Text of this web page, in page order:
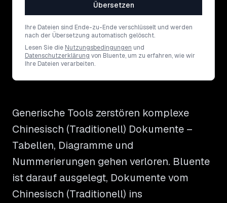
Übersetzen
Ihre Dateien sind Ende-zu-Ende verschlüsselt und werden
nach der Übersetzung automatisch gelöscht.
Lesen Sie die Nutzungsbedingungen und
Datenschutzerklärung von Bluente, um zu erfahren, wie wir
Ihre Dateien verarbeiten.
Generische Tools zerstören komplexe
Chinesisch (Traditionell) Dokumente –
Tabellen, Diagramme und
Nummerierungen gehen verloren. Bluente
ist darauf ausgelegt, Dokumente vom
Chinesisch (Traditionell) ins